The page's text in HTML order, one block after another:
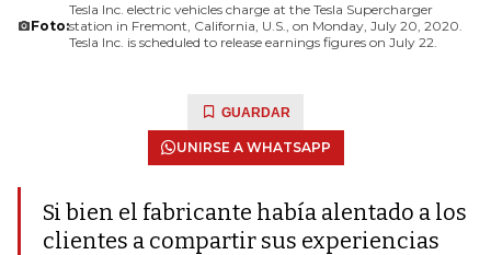
Foto:
Tesla Inc. electric vehicles charge at the Tesla Supercharger
station in Fremont, California, U.S., on Monday, July 20, 2020.
Tesla Inc. is scheduled to release earnings figures on July 22.
GUARDAR
UNIRSE A WHATSAPP
Si bien el fabricante había alentado a los
clientes a compartir sus experiencias